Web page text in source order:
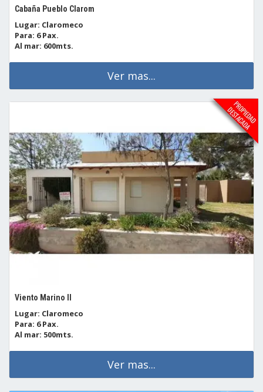
Cabaña Pueblo Clarom
Lugar: Claromeco
Para: 6 Pax.
Al mar: 600mts.
Ver mas...
Viento Marino II
Lugar: Claromeco
Para: 6 Pax.
Al mar: 500mts.
Ver mas...